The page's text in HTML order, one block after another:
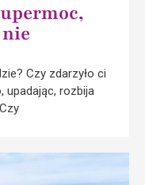
Czy zdarzyło ci
upadając, rozbija